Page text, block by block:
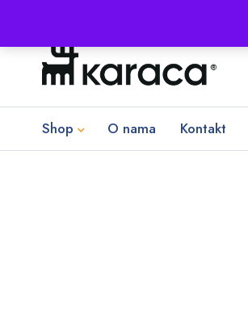
Shop O nama Kontakt